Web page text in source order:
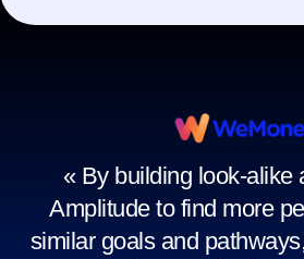
« By building look-alike
Amplitude to find more
similar goals and